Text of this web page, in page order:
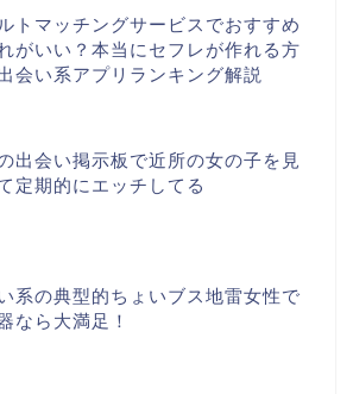
トマッチングサービスでおすすめ
がいい？本当にセフレが作れる方
会い系アプリランキング解説
出会い掲示板で近所の女の子を見
定期的にエッチしてる
系の典型的ちょいブス地雷女性で
なら大満足！